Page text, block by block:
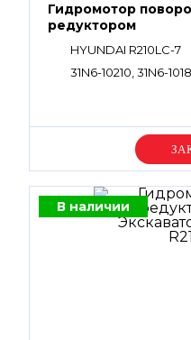
Гидромотор
редуктором
HYUNDAI R210LC-7
31N6-10210, 31N6-
В наличии